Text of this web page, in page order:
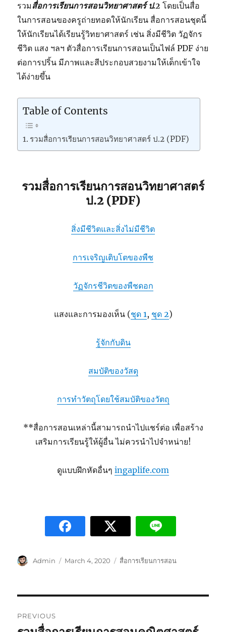
รวม สื่อการเรียนการสอนวิทยาศาสตร์ ป.2 โดยเป็นสื่อ
ในการสอนของครูถ่ายทอดให้นักเรียน สื่อการสอนชุดนี้
ให้นักเรียนได้เรียนรู้วิทยาศาสตร์ เช่น สิ่งมีชีวิต วัฏจักร
ชีวิต แสง ฯลฯ ตัวสื่อการเรียนการสอนเป็นไฟล์ PDF ง่าย
ต่อการปริ้น มีภาพและสีประกอบสวยงามให้เด็กเข้าใจ
ได้ง่ายขึ้น
Table of Contents
รวมสื่อการเรียนการสอนวิทยาศาสตร์ ป.2 (PDF)
รวมสื่อการเรียนการสอนวิทยาศาสตร์
ป.2 (PDF)
สิ่งมีชีวิตและสิ่งไม่มีชีวิต
การเจริญเติบโตของพืช
วัฏจักรชีวิตของพืชดอก
แสงและการมองเห็น (ชุด 1, ชุด 2)
รู้จักกับดิน
สมบัติของวัสดุ
การทำวัตถุโดยใช้สมบัติของวัตถุ
**สื่อการสอนเหล่านี้สามารถนำไปแชร์ต่อ เพื่อสร้าง
เสริมการเรียนรู้ให้ผู้อื่น ไม่ควรนำไปจำหน่าย!
ดูแบบฝึกหัดอื่นๆ ingaplife.com
Admin March 4, 2020 สื่อการเรียนการสอน
PREVIOUS